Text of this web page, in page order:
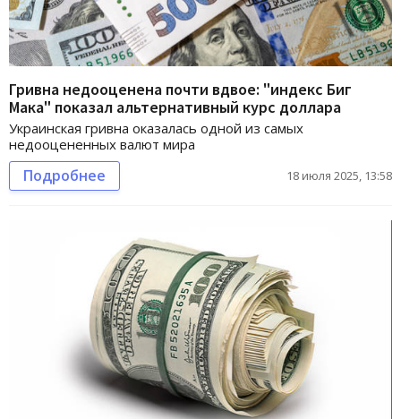
Гривна недооценена почти вдвое: "индекс Биг
Мака" показал альтернативный курс доллара
Украинская гривна оказалась одной из самых
недооцененных валют мира
Подробнее 18 июля 2025, 13:58